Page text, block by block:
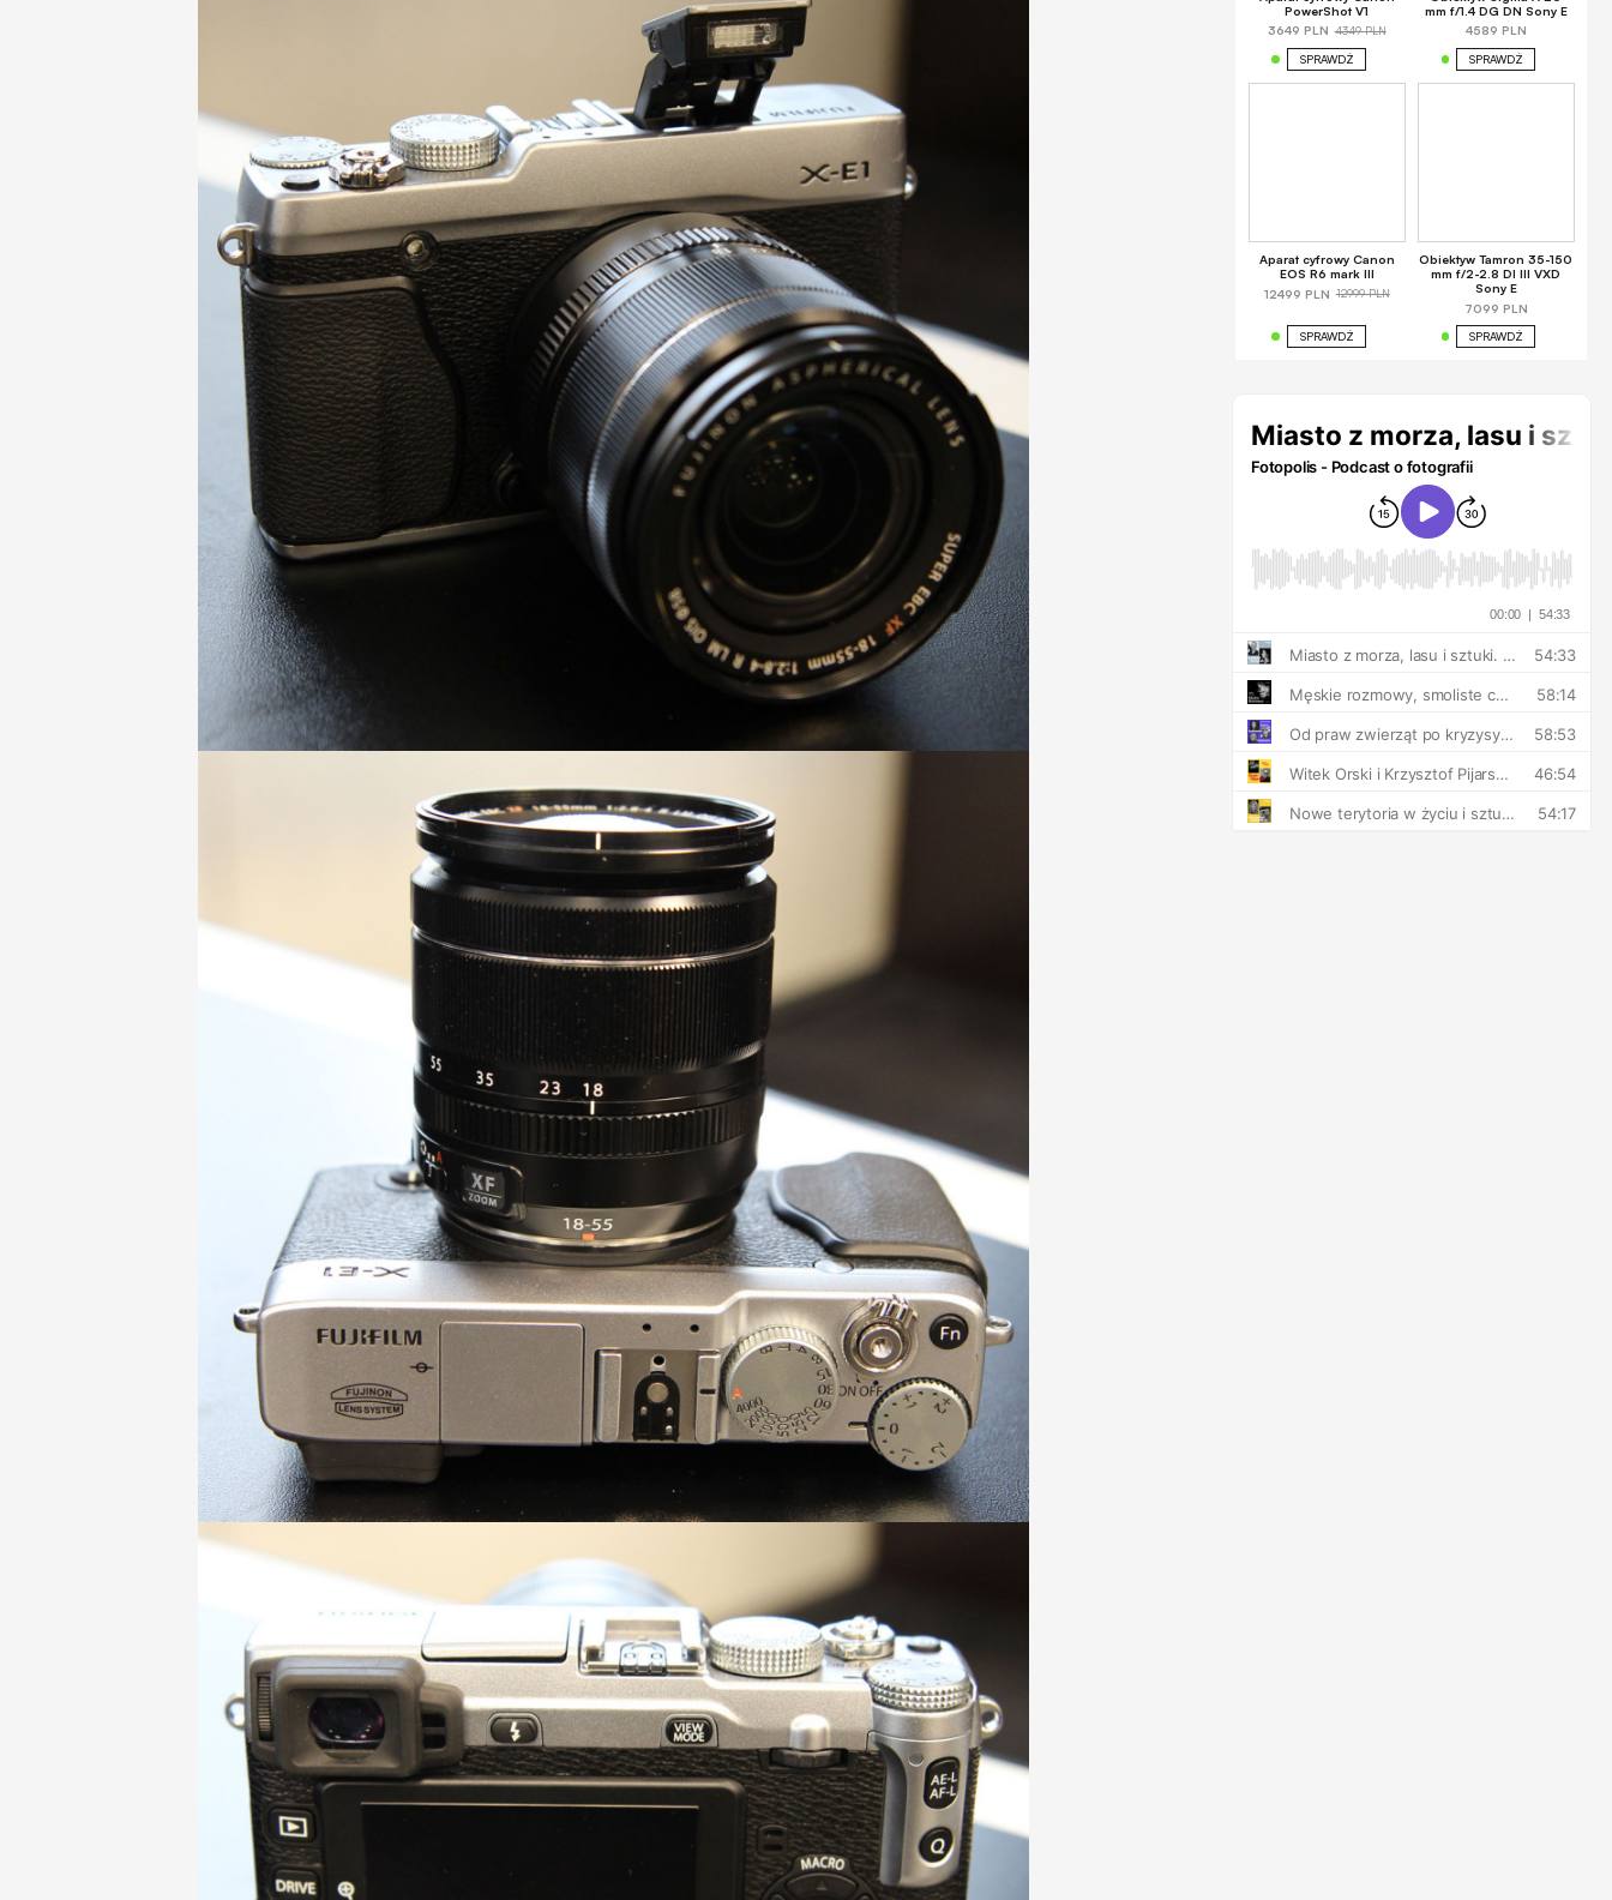
PowerShot V1
3649 PLN 4349 PLN
SPRAWDŹ
mm f/1.4 DG DN Sony E
4589 PLN
SPRAWDŹ
Aparat cyfrowy Canon
EOS R6 mark III
12499 PLN 12999 PLN
SPRAWDŹ
Obiektyw Tamron 35-150
mm f/2-2.8 DI III VXD
Sony E
7099 PLN
SPRAWDŹ